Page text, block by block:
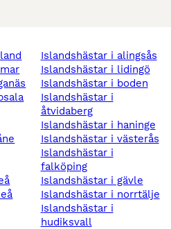
islandshästar i alingsås
islandshästar i lidingö
islandshästar i boden
islandshästar i
åtvidaberg
islandshästar i haninge
islandshästar i västerås
islandshästar i
falköping
islandshästar i gävle
islandshästar i norrtälje
islandshästar i
hudiksvall